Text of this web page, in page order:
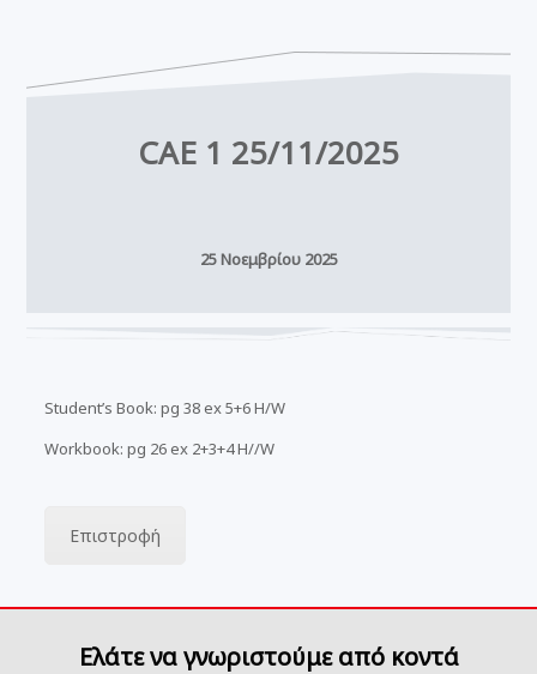
CAE 1 25/11/2025
25 Νοεμβρίου 2025
Student’s Book: pg 38 ex 5+6 H/W
Workbook: pg 26 ex 2+3+4 H//W
Επιστροφή
Ελάτε να γνωριστούμε από κοντά